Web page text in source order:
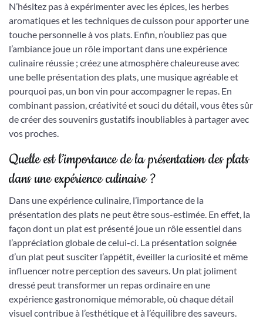
N’hésitez pas à expérimenter avec les épices, les herbes
aromatiques et les techniques de cuisson pour apporter une
touche personnelle à vos plats. Enfin, n’oubliez pas que
l’ambiance joue un rôle important dans une expérience
culinaire réussie ; créez une atmosphère chaleureuse avec
une belle présentation des plats, une musique agréable et
pourquoi pas, un bon vin pour accompagner le repas. En
combinant passion, créativité et souci du détail, vous êtes sûr
de créer des souvenirs gustatifs inoubliables à partager avec
vos proches.
Quelle est l’importance de la présentation des plats
dans une expérience culinaire ?
Dans une expérience culinaire, l’importance de la
présentation des plats ne peut être sous-estimée. En effet, la
façon dont un plat est présenté joue un rôle essentiel dans
l’appréciation globale de celui-ci. La présentation soignée
d’un plat peut susciter l’appétit, éveiller la curiosité et même
influencer notre perception des saveurs. Un plat joliment
dressé peut transformer un repas ordinaire en une
expérience gastronomique mémorable, où chaque détail
visuel contribue à l’esthétique et à l’équilibre des saveurs.